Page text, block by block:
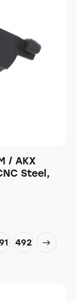
/ AKX
Steel,
492